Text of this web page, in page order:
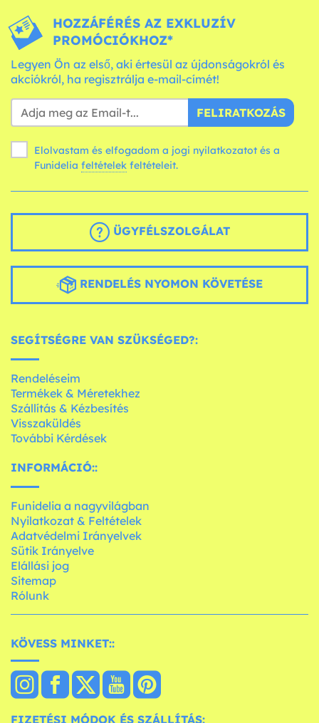
HOZZÁFÉRÉS AZ EXKLUZÍV
PROMÓCIÓKHOZ*
Legyen Ön az első, aki értesül az újdonságokról és
akciókról, ha regisztrálja e-mail-címét!
FELIRATKOZÁS
Elolvastam és elfogadom a jogi nyilatkozatot és a
Funidelia feltételek feltételeit.
ÜGYFÉLSZOLGÁLAT
RENDELÉS NYOMON KÖVETÉSE
SEGÍTSÉGRE VAN SZÜKSÉGED?:
Rendeléseim
Termékek & Méretekhez
Szállítás & Kézbesítés
Visszaküldés
További Kérdések
INFORMÁCIÓ::
Funidelia a nagyvilágban
Nyilatkozat & Feltételek
Adatvédelmi Irányelvek
Sütik Irányelve
Elállási jog
Sitemap
Rólunk
KÖVESS MINKET::
FIZETÉSI MÓDOK ÉS SZÁLLÍTÁS: